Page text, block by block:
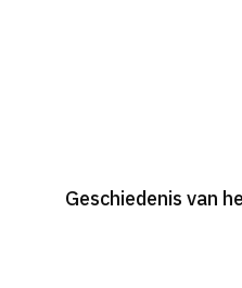
Geschiedenis van